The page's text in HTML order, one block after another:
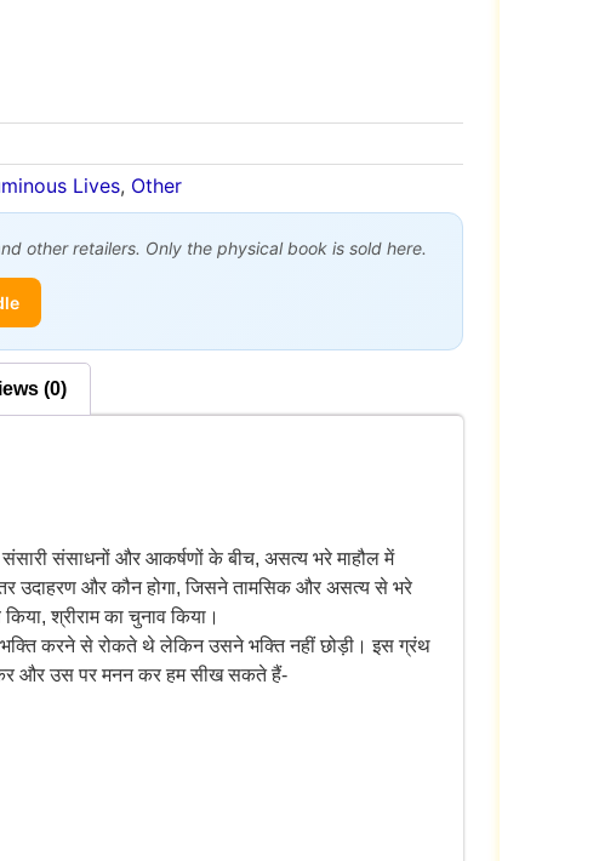
Lives, Other
other retailers. Only the physical book is sold here.
(0)
संसाधनों और आकर्षणों के बीच, असत्य भरे माहौल में
उदाहरण और कौन होगा, जिसने तामसिक और असत्य से भरे
श्रीराम का चुनाव किया।
भक्ति करने से रोकते थे लेकिन उसने भक्ति नहीं छोड़ी। इस ग्रंथ
और उस पर मनन कर हम सीख सकते हैं-